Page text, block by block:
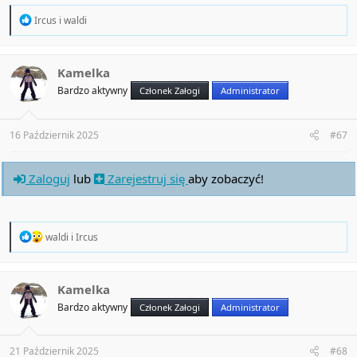
R
t
i
o
s
:
Ircus i waldi
Kamelka
Bardzo aktywny Członek Załogi Administrator
16 Październik 2025 #67
Zaloguj lub Zarejestruj się aby zobaczyć!
R
i
s
:
waldi i Ircus
Kamelka
Bardzo aktywny Członek Załogi Administrator
21 Październik 2025 #68